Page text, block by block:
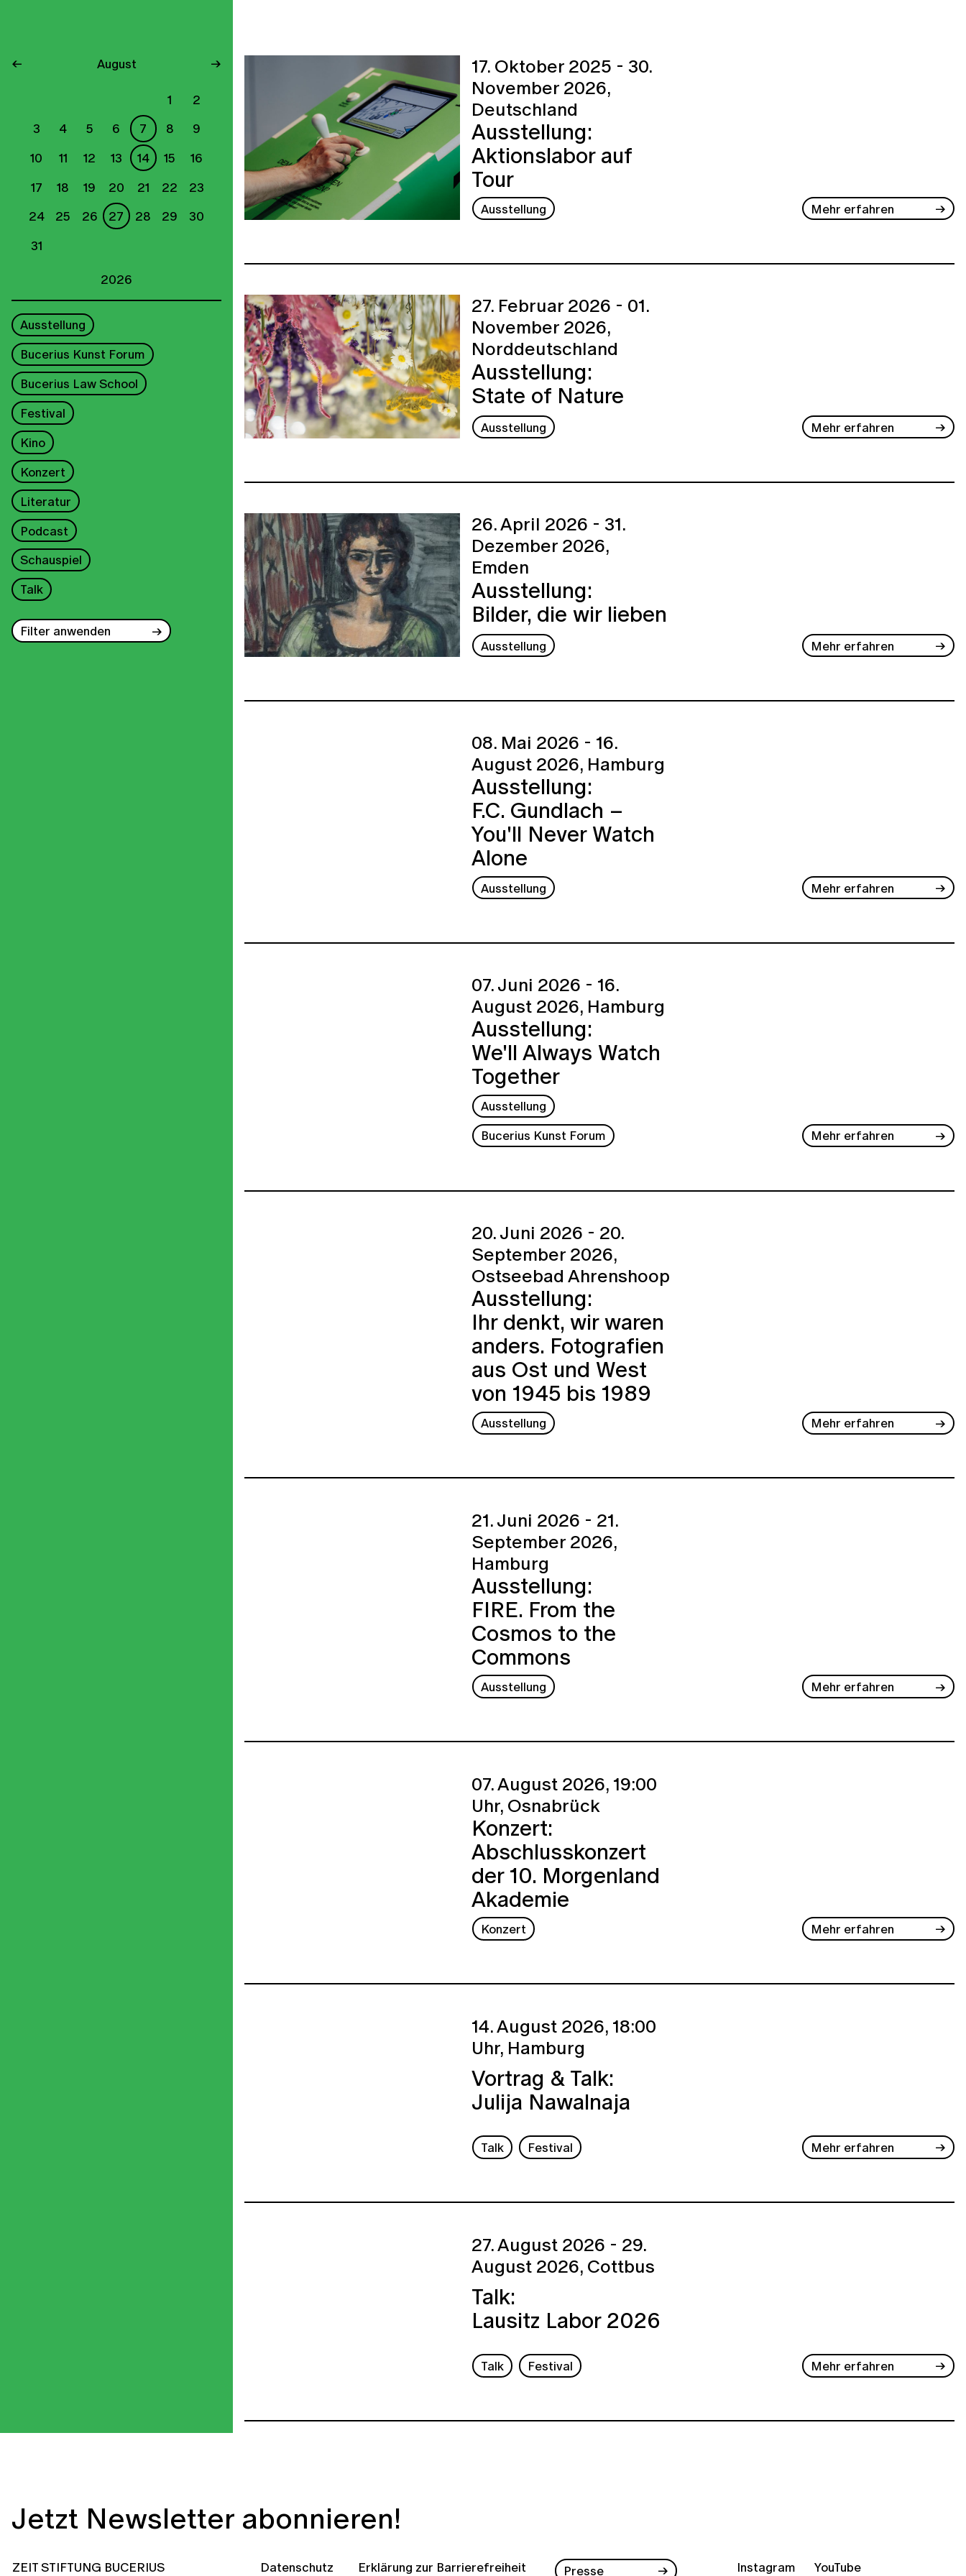
← August →
1
2
3
4 5 6 7 8
9
10
11 12 13 14 15
16
17
18 19 20 21 22
23
24
25 26 27 28 29
30
31
2026
Ausstellung
Bucerius Kunst Forum
Bucerius Law School
Festival
Kino
Konzert
Literatur
Podcast
Schauspiel
Talk
Filter anwenden
17. Oktober 2025 - 30.
November 2026,
Deutschland
Ausstellung:
Aktionslabor auf
Tour
Ausstellung Mehr erfahren
27. Februar 2026 - 01.
November 2026,
Norddeutschland
Ausstellung:
State of Nature
Ausstellung Mehr erfahren
26. April 2026 - 31.
Dezember 2026,
Emden
Ausstellung:
Bilder, die wir lieben
Ausstellung Mehr erfahren
08. Mai 2026 - 16.
August 2026, Hamburg
Ausstellung:
F.C. Gundlach –
You'll Never Watch
Alone
Ausstellung Mehr erfahren
07. Juni 2026 - 16.
August 2026, Hamburg
Ausstellung:
We'll Always Watch
Together
Ausstellung
Bucerius Kunst Forum
Mehr erfahren
20. Juni 2026 - 20.
September 2026,
Ostseebad Ahrenshoop
Ausstellung:
Ihr denkt, wir waren
anders. Fotografien
aus Ost und West
von 1945 bis 1989
Ausstellung Mehr erfahren
21. Juni 2026 - 21.
September 2026,
Hamburg
Ausstellung:
FIRE. From the
Cosmos to the
Commons
Ausstellung Mehr erfahren
07. August 2026,19:00
Uhr,Osnabrück
Konzert:
Abschlusskonzert
der 10. Morgenland
Akademie
Konzert Mehr erfahren
14. August 2026,18:00
Uhr, Hamburg
Vortrag & Talk:
Julija Nawalnaja
Talk Festival Mehr erfahren
27. August 2026 - 29.
August 2026,Cottbus
Talk:
Lausitz Labor 2026
Talk Festival Mehr erfahren
Jetzt Newsletter abonnieren!
ZEIT STIFTUNG BUCERIUS
Datenschutz
Erklärung zur Barrierefreiheit
Presse
Instagram
YouTube